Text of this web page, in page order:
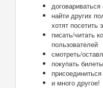
найти других
хотят посетить
писать/читать
пользователей
смотреть/
покупать билеты
и много другое!